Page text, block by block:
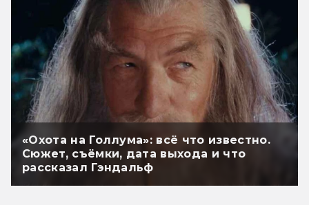
«Охота на Голлума»: всё что известно.
Сюжет, съёмки, дата выхода и что
рассказал Гэндальф